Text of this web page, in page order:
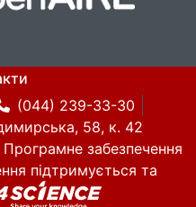
(044) 239-33-30
58, к. 42
Програмне забезпечення
підтримується та